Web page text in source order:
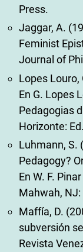
Press.
Jaggar, A.
Feminist
Journal of
Lopes Louro,
En G. Lopes
Pedagogias
Horizonte:
Luhmann, S.
Pedagogy?
En W. F.
Mahwah,
Maffía, D.
subversión
Revista